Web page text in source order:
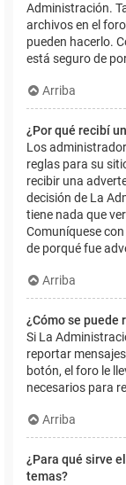
Administración.
archivos en el
pueden hacerlo.
está seguro de
Arriba
¿Por qué recibí
Los
reglas para su
recibir una
decisión de La
tiene nada que
Comuníquese
de porqué fue
Arriba
¿Cómo se puede
Si La
reportar
botón, el foro le
necesarios para
Arriba
¿Para qué sirve
temas?